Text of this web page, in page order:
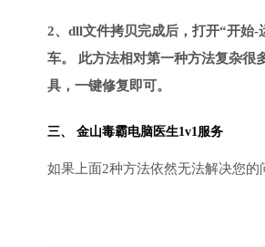
2、dll文件拷贝完成后，打开“开始
车。 此方法相对第一种方法复杂很
具，一键修复即可。
三、 金山毒霸电脑医生1v1服务
如果上面2种方法依然无法解决您的